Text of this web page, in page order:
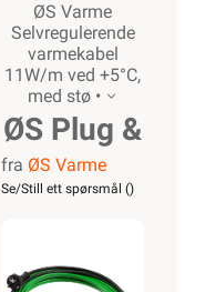
ØS Varme
Selvregulerende
varmekabel
11W/m ved +5°C,
med stø •
ØS Plug &
Play
16m
fra ØS Varme
Se/Still ett spørsmål ()